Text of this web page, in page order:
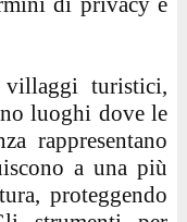
turistici,
luoghi dove le
rappresentano
a una più
proteggendo